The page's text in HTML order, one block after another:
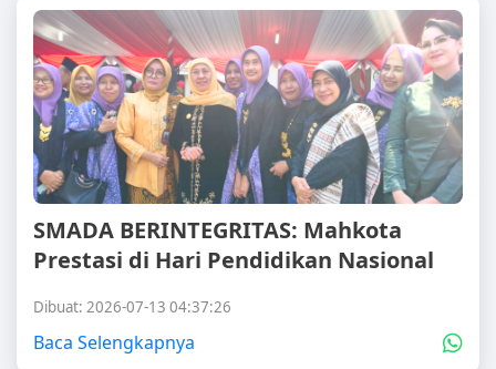
SMADA BERINTEGRITAS: Mahkota
Prestasi di Hari Pendidikan Nasional
Dibuat: 2026-07-13 04:37:26
Baca Selengkapnya